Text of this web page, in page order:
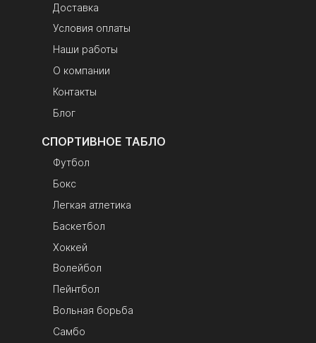
Доставка
Условия оплаты
Наши работы
О компании
Контакты
Блог
СПОРТИВНОЕ ТАБЛО
Футбол
Бокс
Легкая атлетика
Баскетбол
Хоккей
Волейбол
Пейнтбол
Вольная борьба
Самбо